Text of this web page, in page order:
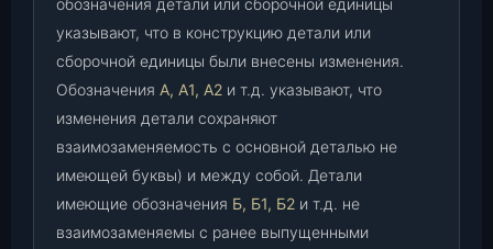
указывают, что в конструкцию детали или
сборочной единицы были внесены изменения.
Обозначения А, А1, А2 и т.д. указывают, что
изменения детали сохраняют
взаимозаменяемость с основной деталью не
имеющей буквы) и между собой. Детали
имеющие обозначения Б, Б1, Б2 и т.д. не
взаимозаменяемы с ранее выпущенными